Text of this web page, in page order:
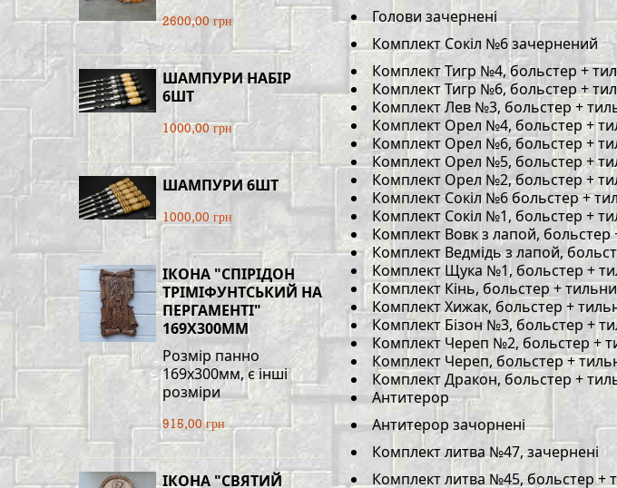
2600,00 грн
ШАМПУРИ НАБІР
6ШТ
1000,00 грн
ШАМПУРИ 6ШТ
1000,00 грн
ІКОНА "СПІРІДОН
ТРІМІФУНТСЬКИЙ НА
ПЕРГАМЕНТІ"
169Х300ММ
Розмір панно
169х300мм, є інші
розміри
915,00 грн
ІКОНА "СВЯТИЙ
Голови зачернені
Комплект Сокіл №6 зачернений
Комплект Тигр №4, больстер +
Комплект Тигр №6, больстер +
Комплект Лев №3, больстер +
Комплект Орел №4, больстер +
Комплект Орел №6, больстер +
Комплект Орел №5, больстер +
Комплект Орел №2, больстер +
Комплект Сокіл №6 больстер +
Комплект Сокіл №1, больстер +
Комплект Вовк з лапой, больстер
Комплект Ведмідь з лапой,
Комплект Щука №1, больстер +
Комплект Кінь, больстер +
Комплект Хижак, больстер +
Комплект Бізон №3, больстер +
Комплект Череп №2, больстер +
Комплект Череп, больстер +
Комплект Дракон, больстер +
Антитерор
Антитерор зачорнені
Комплект литва №47, зачернені
Комплект литва №45, больстер +